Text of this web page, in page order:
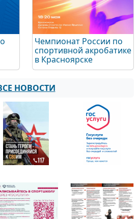
Чемпионат России по
спортивной акробатике
в Красноярске
НОВОСТИ